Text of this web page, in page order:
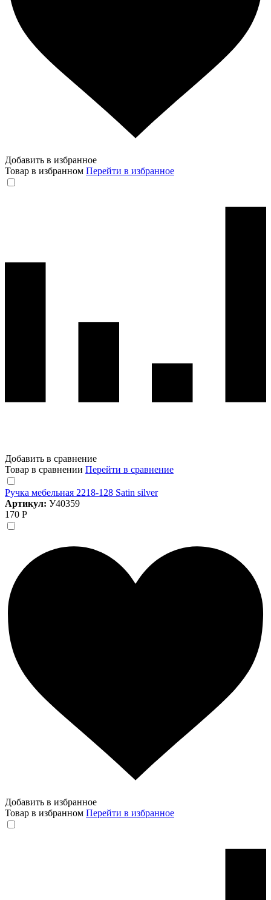
Добавить в избранное
Товар в избранном Перейти в избранное
Добавить в сравнение
Товар в сравнении Перейти в сравнение
Ручка мебельная 2218-128 Satin silver
Артикул: У40359
170 Р
Добавить в избранное
Товар в избранном Перейти в избранное